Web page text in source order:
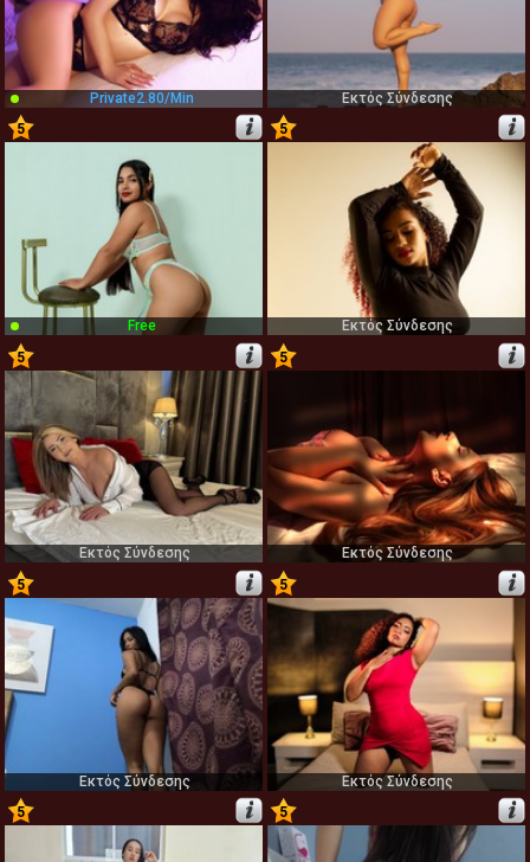
Private2.80/min
Εκτός Σύνδεσης
5
Free
5
Εκτός Σύνδεσης
5
75
Εκτός Σύνδεσης
5
Εκτός Σύνδεσης
5
Εκτός Σύνδεσης
5
78
Εκτός Σύνδεσης
5
5
80